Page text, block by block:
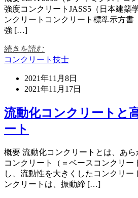
強度コンクリートJASS5（日本建築
ンクリートコンクリート標準示方書
強 […]
続きを読む
コンクリート技士
2021年11月8日
2021年11月17日
流動化コンクリートと
ート
概要 流動化コンクリートとは、あ
コンクリート（＝ベースコンクリー
し、流動性を大きくしたコンクリー
ンクリートは、振動締 […]